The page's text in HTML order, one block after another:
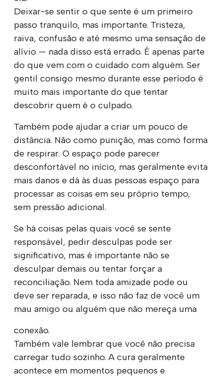
Deixar-se sentir o que sente é um primeiro
passo tranquilo, mas importante. Tristeza,
raiva, confusão e até mesmo uma sensação de
alívio — nada disso está errado. É apenas parte
do que vem com o cuidado com alguém. Ser
gentil consigo mesmo durante esse período é
muito mais importante do que tentar
descobrir quem é o culpado.
Também pode ajudar a criar um pouco de
distância. Não como punição, mas como forma
de respirar. O espaço pode parecer
desconfortável no início, mas geralmente evita
mais danos e dá às duas pessoas espaço para
processar as coisas em seu próprio tempo,
sem pressão adicional.
Se há coisas pelas quais você se sente
responsável, pedir desculpas pode ser
significativo, mas é importante não se
desculpar demais ou tentar forçar a
reconciliação. Nem toda amizade pode ou
deve ser reparada, e isso não faz de você um
mau amigo ou alguém que não mereça uma
conexão.
Também vale lembrar que você não precisa
carregar tudo sozinho. A cura geralmente
acontece em momentos pequenos e